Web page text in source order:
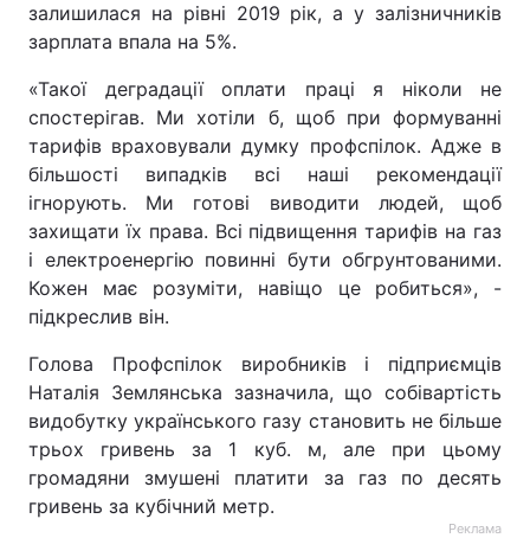
залишилася на рівні 2019 рік, а у залізничників
зарплата впала на 5%.
«Такої деградації оплати праці я ніколи не
спостерігав. Ми хотіли б, щоб при формуванні
тарифів враховували думку профспілок. Адже в
більшості випадків всі наші рекомендації
ігнорують. Ми готові виводити людей, щоб
захищати їх права. Всі підвищення тарифів на газ
і електроенергію повинні бути обгрунтованими.
Кожен має розуміти, навіщо це робиться», -
підкреслив він.
Голова Профспілок виробників і підприємців
Наталія Землянська зазначила, що собівартість
видобутку українського газу становить не більше
трьох гривень за 1 куб. м, але при цьому
громадяни змушені платити за газ по десять
гривень за кубічний метр.
Реклама